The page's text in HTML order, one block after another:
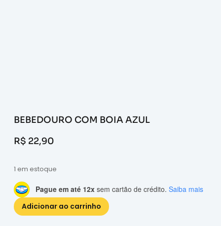
BEBEDOURO COM BOIA AZUL
R$ 22,90
1 em estoque
Pague em até 12x sem cartão de crédito. Saiba mais
Adicionar ao carrinho